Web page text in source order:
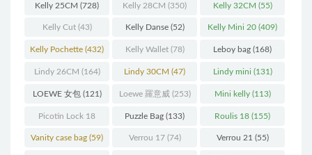
Kelly 25CM (728) Kelly 28CM (350) Kelly 32CM (55)
Kelly Cut(43) Kelly Danse(52) Kelly Mini 20 (409)
Kelly Pochette (432) Kelly Wallet(78) Leboy bag (168)
Lindy 26CM (164) Lindy 30CM (47) Lindy mini (131)
LOEWE 女包(121) Loewe 羅意威(253) Mini kelly(113)
Picotin Lock 18
(202)
Puzzle Bag (133) Roulis 18 (155)
Vanity case bag (59) Verrou 17(74) Verrou 21 (55)